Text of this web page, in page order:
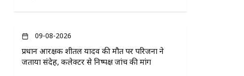
09-08-2026
प्रधान आरक्षक शीतल यादव की मौत पर परिजनों ने
जताया संदेह, कलेक्टर से निष्पक्ष जांच की मांग